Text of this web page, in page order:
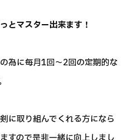
とマスター出来ます！
為に毎月1回～2回の定期的な
に取り組んでくれる方になら